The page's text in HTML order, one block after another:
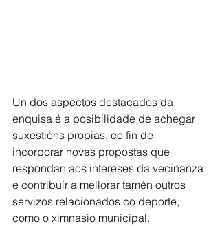
Un dos aspectos destacados da
enquisa é a posibilidade de achegar
suxestións propias, co fin de
incorporar novas propostas que
respondan aos intereses da veciñanza
e contribuír a mellorar tamén outros
servizos relacionados co deporte,
como o ximnasio municipal.